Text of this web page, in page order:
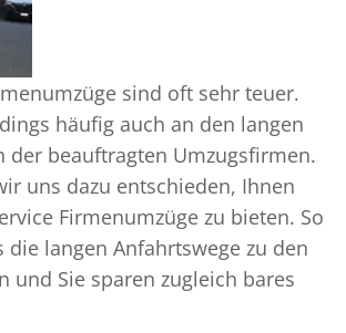
sind oft sehr teuer.
häufig auch an den langen
der beauftragten Umzugsfirmen.
uns dazu entschieden, Ihnen
Firmenumzüge zu bieten. So
die langen Anfahrtswege zu den
und Sie sparen zugleich bares